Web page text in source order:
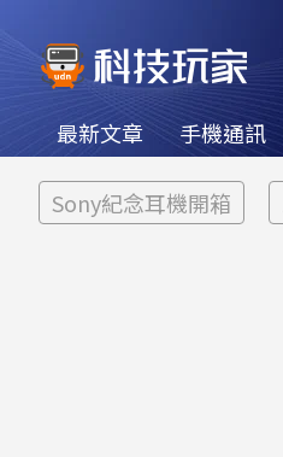
最新文章 手機通訊
Sony紀念耳機開箱